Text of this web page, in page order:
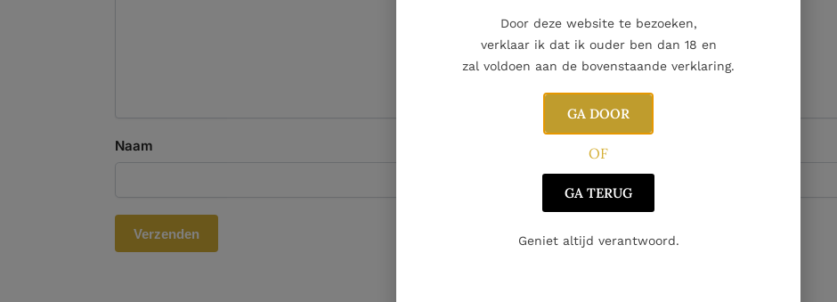
Naam E-mail
Door deze website te bezoeken,
verklaar ik dat ik ouder ben dan 18 en
zal voldoen aan de bovenstaande verklaring.
GA DOOR
OF
GA TERUG
Geniet altijd verantwoord.